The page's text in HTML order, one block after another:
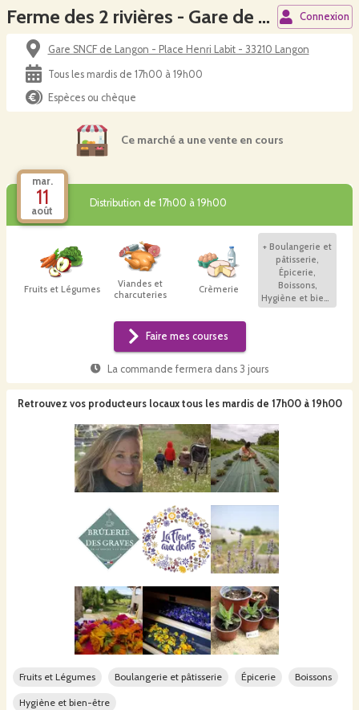
Ferme des 2 rivières - Gare de Langon Connexion
Gare SNCF de Langon - Place Henri Labit - 33210 Langon
Tous les mardis de 17h00 à 19h00
Espèces ou chèque
Ce marché a une vente en cours
mar.
11
août
Distribution de 17h00 à 19h00
Fruits et Légumes
Viandes et
charcuteries
Crèmerie
+ Boulangerie et
pâtisserie,
Épicerie,
Boissons,
Hygiène et bien-
être, Plants et
Faire mes courses
La commande fermera dans 3 jours
Retrouvez vos producteurs locaux tous les mardis de 17h00 à 19h00
Fruits et Légumes Boulangerie et pâtisserie Épicerie Boissons
Hygiène et bien-être